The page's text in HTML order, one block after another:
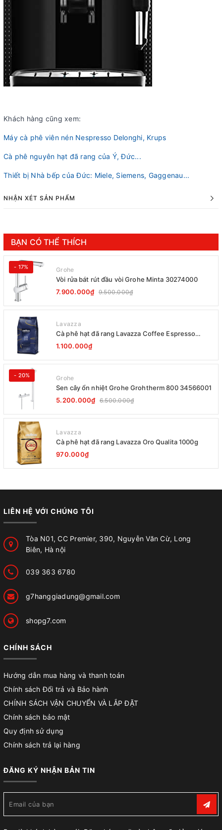
Khách hàng cũng xem:
Máy cà phê viên nén Nespresso Delonghi, Krups
Cà phê nguyên hạt đã rang của Ý, Đức...
Thiết bị Nhà bếp của Đức: Miele, Siemens, Gaggenau...
NHẬN XÉT SẢN PHẨM
BẠN CÓ THỂ THÍCH
- 17% Grohe
Vòi rửa bát rút đầu vòi Grohe Minta 30274000
7.900.000₫ 9.500.000₫
Lavazza
Cà phê hạt đã rang Lavazza Coffee Espresso
Super Crema 1000g Date 12-2027
1.100.000₫
- 20% Grohe
Sen cây ổn nhiệt Grohe Grohtherm 800 34566001
5.200.000₫ 6.500.000₫
Lavazza
Cà phê hạt đã rang Lavazza Oro Qualita 1000g
970.000₫
LIÊN HỆ VỚI CHÚNG TÔI
Tòa N01, CC Premier, 390, Nguyễn Văn Cừ, Long
Biên, Hà nội
039 363 6780
g7hanggiadung@gmail.com
shopg7.com
CHÍNH SÁCH
Hướng dẫn mua hàng và thanh toán
Chính sách Đổi trả và Bảo hành
CHÍNH SÁCH VẬN CHUYỂN VÀ LẮP ĐẶT
Chính sách bảo mật
Quy định sử dụng
Chính sách trả lại hàng
ĐĂNG KÝ NHẬN BẢN TIN